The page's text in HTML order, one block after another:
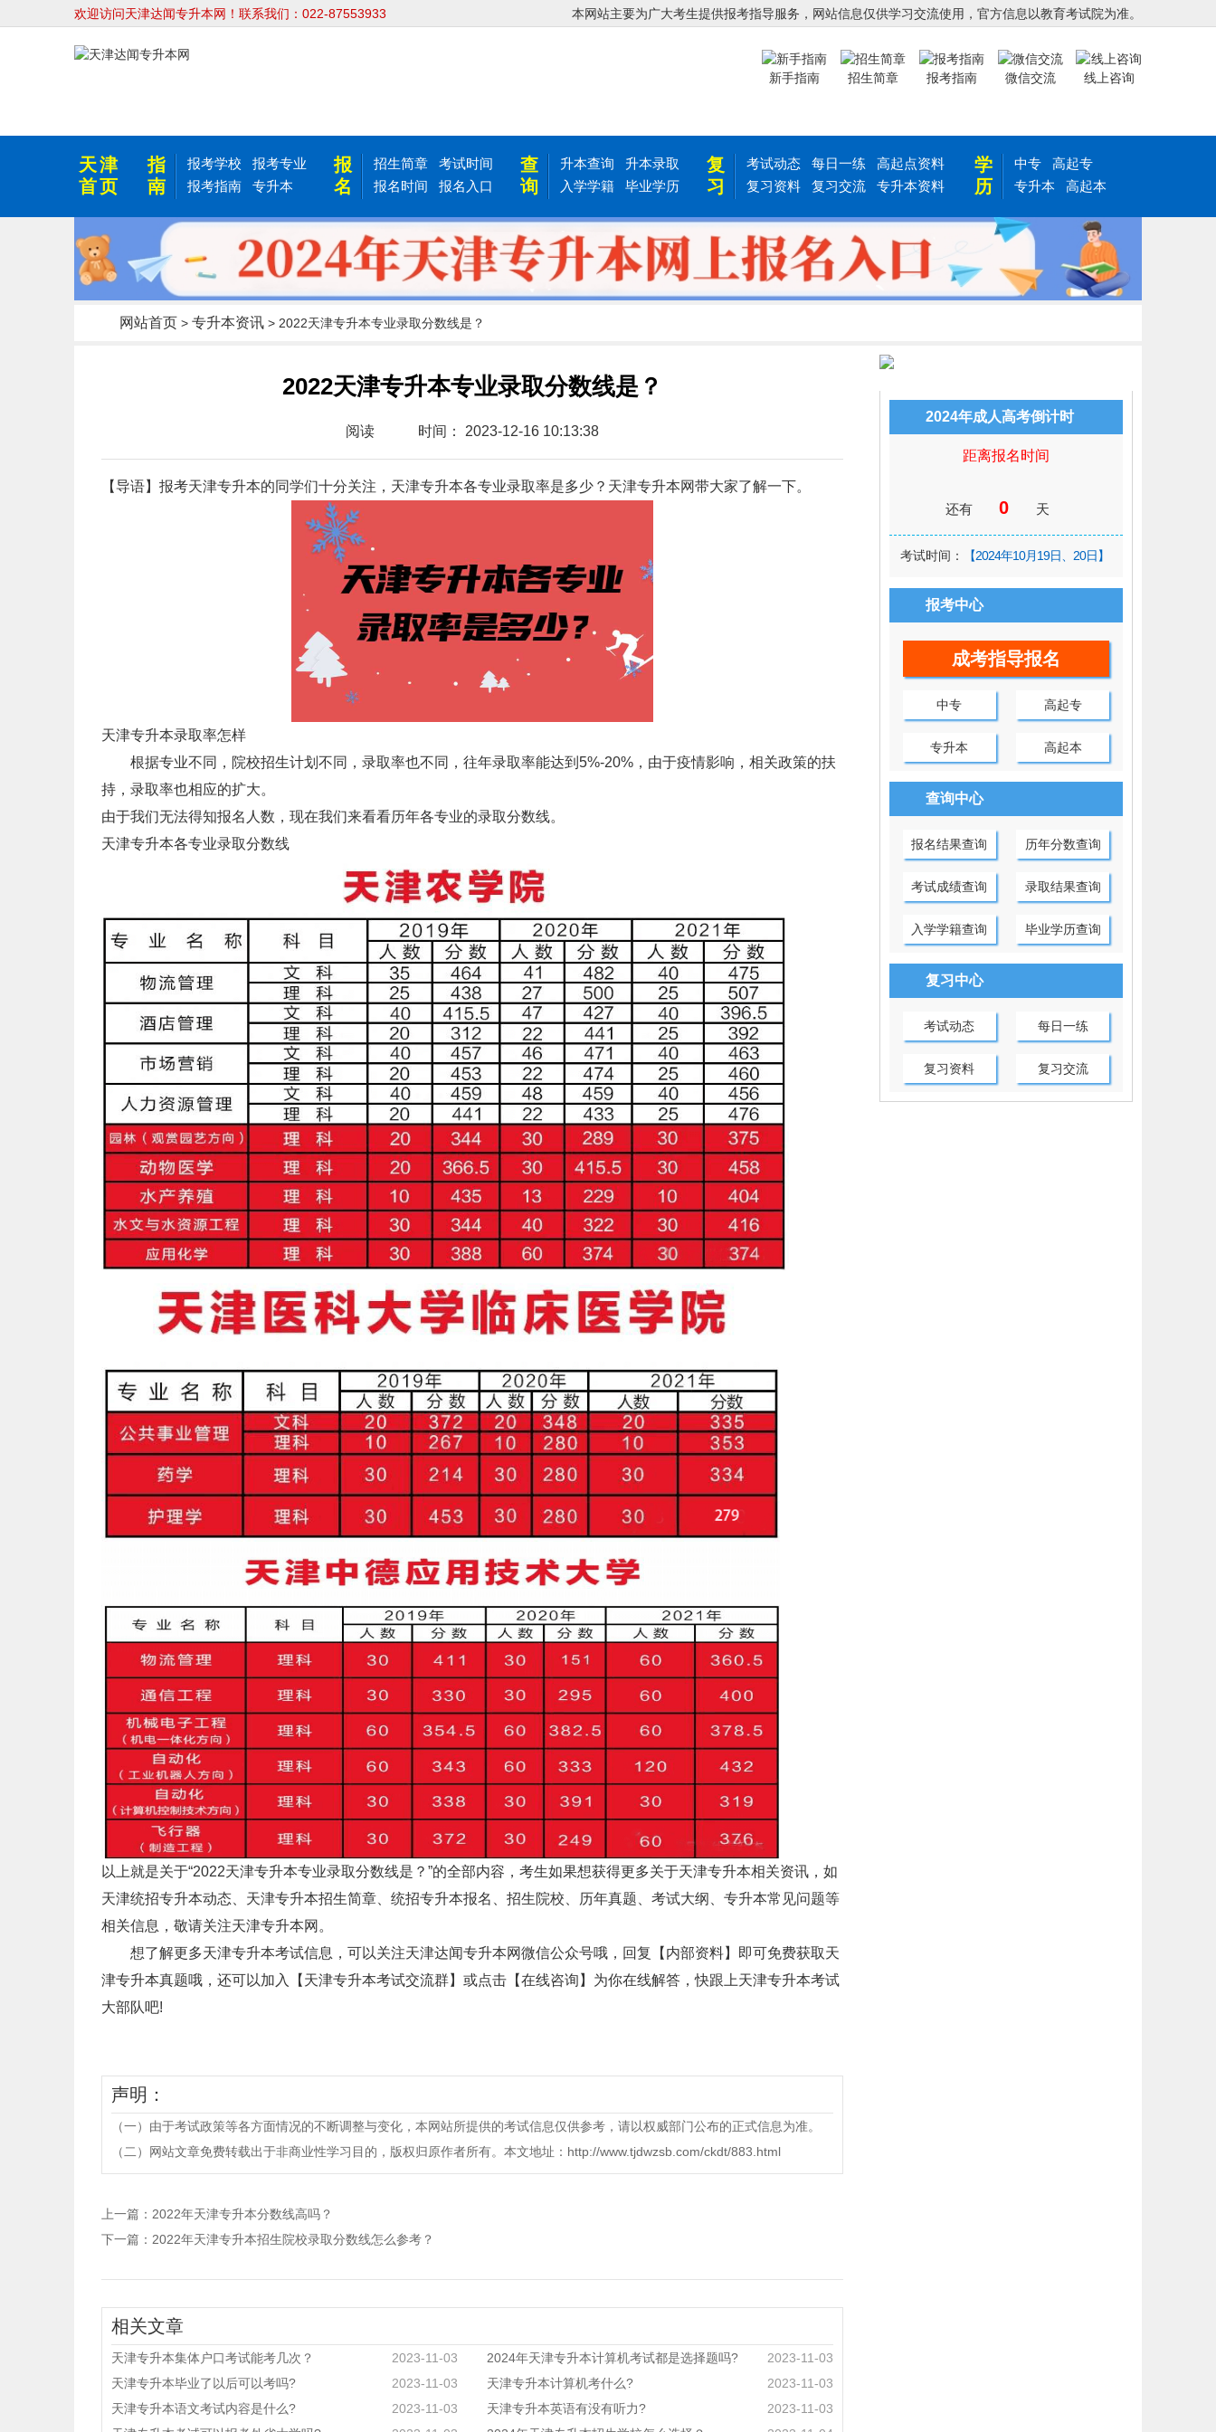
欢迎访问天津达闻专升本网！联系我们：022-87553933 本网站主要为广大考生提供报考指导服务，网站信息仅供学习交流使用，官方信息以教育考试院为准。
新手指南 招生简章 报考指南 微信交流 线上咨询
天津
首页
指
南
报考学校
报考专业
报考指南
专升本
报
名
招生简章
考试时间
报名时间
报名入口
查
询
升本查询
升本录取
入学学籍
毕业学历
复
习
考试动态 每日一练
高起点资料
复习资料
复习交流 专升本资料
学
历
中专
高起专
专升本
高起本
网站首页 > 专升本资讯 > 2022天津专升本专业录取分数线是？
2022天津专升本专业录取分数线是？
阅读 时间： 2023-12-16 10:13:38
【导语】报考天津专升本的同学们十分关注，天津专升本各专业录取率是多少？天津专升本网带大家了解一下。
天津专升本录取率怎样
根据专业不同，院校招生计划不同，录取率也不同，往年录取率能达到5%-20%，由于疫情影响，相关政策的扶
持，录取率也相应的扩大。
由于我们无法得知报名人数，现在我们来看看历年各专业的录取分数线。
天津专升本各专业录取分数线
以上就是关于“2022天津专升本专业录取分数线是？”的全部内容，考生如果想获得更多关于天津专升本相关资讯，如
天津统招专升本动态、天津专升本招生简章、统招专升本报名、招生院校、历年真题、考试大纲、专升本常见问题等
相关信息，敬请关注天津专升本网。
想了解更多天津专升本考试信息，可以关注天津达闻专升本网微信公众号哦，回复【内部资料】即可免费获取天
津专升本真题哦，还可以加入【天津专升本考试交流群】或点击【在线咨询】为你在线解答，快跟上天津专升本考试
大部队吧!
声明：
（一）由于考试政策等各方面情况的不断调整与变化，本网站所提供的考试信息仅供参考，请以权威部门公布的正式信息为准。
（二）网站文章免费转载出于非商业性学习目的，版权归原作者所有。本文地址：http://www.tjdwzsb.com/ckdt/883.html
上一篇： 2022年天津专升本分数线高吗？
下一篇： 2022年天津专升本招生院校录取分数线怎么参考？
相关文章
天津专升本集体户口考试能考几次？ 2023-11-03 2024年天津专升本计算机考试都是选择题吗?
2023-11-03
天津专升本毕业了以后可以考吗?
2023-11-03 天津专升本计算机考什么?
2023-11-03
天津专升本语文考试内容是什么?
2023-11-03 天津专升本英语有没有听力?
2023-11-03
2024年成人高考倒计时
距离报名时间
还有 0 天
考试时间： 【2024年10月19日、20日】
报考中心
成考指导报名
中专 高起专
专升本 高起本
查询中心
报名结果查询 历年分数查询
考试成绩查询 录取结果查询
入学学籍查询 毕业学历查询
复习中心
考试动态 每日一练
复习资料 复习交流